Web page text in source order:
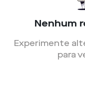
Nenhum
Experimente
para